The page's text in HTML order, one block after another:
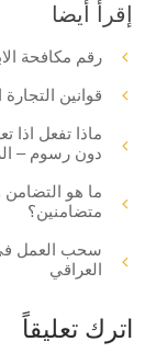
إقرأ أيضا
رقم مكافحة
قوانين
ماذا تفعل اذا
دون رسوم –
ما هو التضامن
متضامنين؟
سحب العمل في
العراقي
اترك تعليقاً